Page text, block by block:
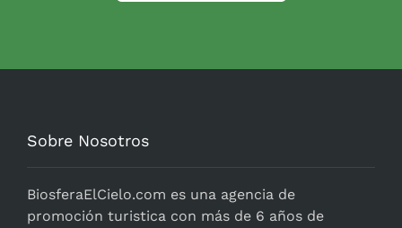
Sobre Nosotros
BiosferaElCielo.com es una agencia de
promoción turistica con más de 6 años de